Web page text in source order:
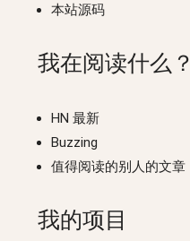
本站源码
我在阅读什么？
HN 最新
Buzzing
值得阅读的别人的文章
我的项目